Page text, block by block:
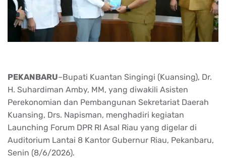
PEKANBARU–Bupati Kuantan Singingi (Kuansing), Dr.
H. Suhardiman Amby, MM, yang diwakili Asisten
Perekonomian dan Pembangunan Sekretariat Daerah
Kuansing, Drs. Napisman, menghadiri kegiatan
Launching Forum DPR RI Asal Riau yang digelar di
Auditorium Lantai 8 Kantor Gubernur Riau, Pekanbaru,
Senin (8/6/2026).